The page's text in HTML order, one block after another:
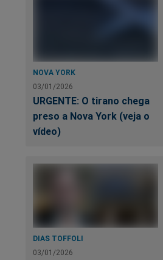
NOVA YORK
03/01/2026
URGENTE: O tirano chega
preso a Nova York (veja o
vídeo)
DIAS TOFFOLI
03/01/2026